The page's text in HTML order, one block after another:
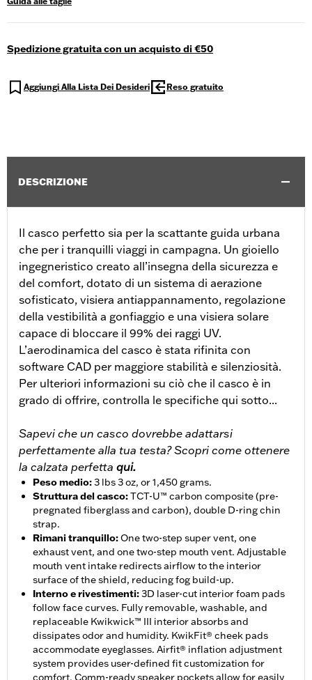
Spedizione gratuita con un acquisto di €50
Aggiungi Alla Lista Dei Desideri Reso gratuito
DESCRIZIONE
Il casco perfetto sia per la scattante guida urbana
che per i tranquilli viaggi in campagna. Un gioiello
ingegneristico creato all’insegna della sicurezza e
del comfort, dotato di un sistema di aerazione
sofisticato, visiera antiappannamento, regolazione
della vestibilità a gonfiaggio e una visiera solare
capace di bloccare il 99% dei raggi UV.
L’aerodinamica del casco è stata rifinita con
software CAD per maggiore stabilità e silenziosità.
Per ulteriori informazioni su ciò che il casco è in
grado di offrire, controlla le specifiche qui sotto...
Sapevi che un casco dovrebbe adattarsi
perfettamente alla tua testa? Scopri come ottenere
la calzata perfetta qui.
Peso medio:3 lbs 3 oz, or 1,450 grams.
Struttura del casco:TCT-U™ carbon composite (pre-
pregnated fiberglass and carbon), double D-ring chin
strap.
Rimani tranquillo:One two-step super vent, one
exhaust vent, and one two-step mouth vent. Adjustable
mouth vent intake redirects airflow to the interior
surface of the shield, reducing fog build-up.
Interno e rivestimenti:3D laser-cut interior foam pads
follow face curves. Fully removable, washable, and
replaceable Kwikwick™ III interior absorbs and
dissipates odor and humidity. KwikFit® cheek pads
accommodate eyeglasses. Airfit® inflation adjustment
system provides user-defined fit customization for
comfort. Comm-ready speaker pockets allow for easily